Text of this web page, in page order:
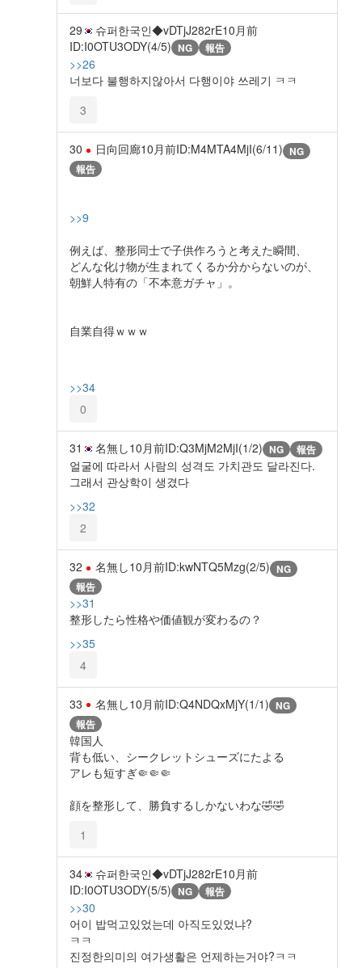
29 슈퍼한국인◆vDTjJ282rE10月前
ID:I0OTU3ODY(4/5) NG 報告
>>26
너보다 불행하지않아서 다행이야 쓰레기 ㅋㅋ
3
30 日向回廊10月前ID:M4MTA4MjI(6/11) NG
報告
>>9
例えば、整形同士で子供作ろうと考えた瞬間、
どんな化け物が生まれてくるか分からないのが、
朝鮮人特有の「不本意ガチャ」。
自業自得ｗｗｗ
>>34
0
31 名無し10月前ID:Q3MjM2MjI(1/2) NG 報告
얼굴에 따라서 사람의 성격도 가치관도 달라진다.
그래서 관상학이 생겼다
>>32
2
32 名無し10月前ID:kwNTQ5Mzg(2/5) NG
報告
>>31
整形したら性格や価値観が変わるの？
>>35
4
33 名無し10月前ID:Q4NDQxMjY(1/1) NG
報告
韓国人
背も低い、シークレットシューズにたよる
アレも短すぎ🤏🤏🤏
顔を整形して、勝負するしかないわな🤣🤣
1
34 슈퍼한국인◆vDTjJ282rE10月前
ID:I0OTU3ODY(5/5) NG 報告
>>30
어이 밥먹고있었는데 아직도있었냐?
ㅋㅋ
진정한의미의 여가생활은 언제하는거야?ㅋㅋ